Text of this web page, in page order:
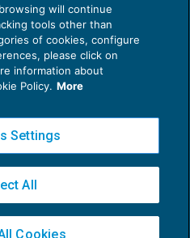
Policy
Policy
Euroconference S.p.A.v2.32.1
20124 Milano - info@ecnews.it
will continue
tools other than
of cookies, configure
please click on
information about
Policy. More
Settings
All
Cookies